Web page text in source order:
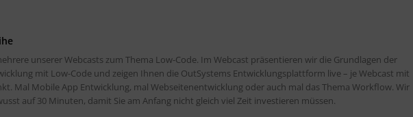
unserer Webcasts zum Thema Low-Code. Im Webcast präsentieren wir die Grundlagen der
mit Low-Code und zeigen Ihnen die OutSystems Entwicklungsplattform live – je Webcast mit
Mal Mobile App Entwicklung, mal Webseitenentwicklung oder auch mal das Thema Workflow. Wir
auf 30 Minuten, damit Sie am Anfang nicht gleich viel Zeit investieren müssen.